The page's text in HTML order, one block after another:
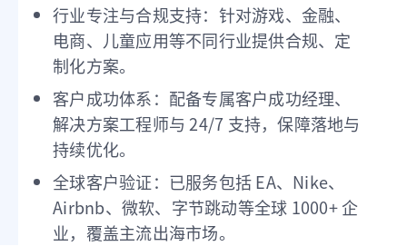
行业专注与合规支持：针对游戏、金融、
电商、儿童应用等不同行业提供合规、定
制化方案。
客户成功体系：配备专属客户成功经理、
解决方案工程师与 24/7 支持，保障落地与
持续优化。
全球客户验证：已服务包括 EA、Nike、
Airbnb、微软、字节跳动等全球 1000+ 企
业，覆盖主流出海市场。